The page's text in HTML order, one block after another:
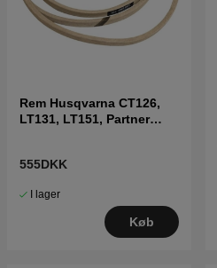
Rem Husqvarna CT126,
LT131, LT151, Partner
555DKK
I lager
Køb